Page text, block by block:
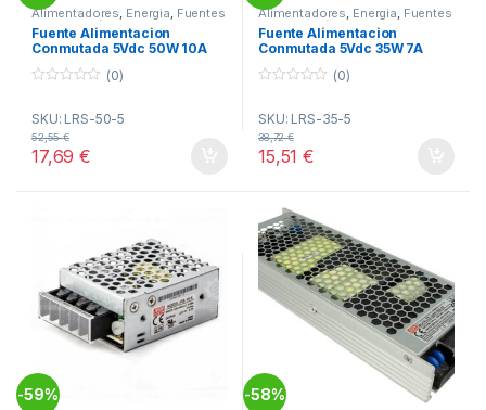
Alimentadores, Energia, Fuentes
Alimentación
Fuente Alimentacion
Conmutada 5Vdc 50W 10A
u
t
o
f
(0)
SKU: LRS-50-5
17,69€
52,55€
Alimentadores, Energia, Fuentes
Alimentación
Fuente Alimentacion
Conmutada 5Vdc 35W 7A
u
t
o
f
(0)
SKU: LRS-35-5
15,51€
38,72€
-59% -58%